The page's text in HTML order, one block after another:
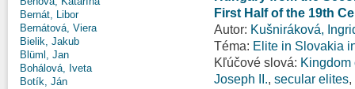
Bernát, Libor
Bernátová, Viera
Bielik, Jakub
Blüml, Jan
Bohálová, Iveta
Botík, Ján
First Half of the 19th
Autor: Kušniráková,
Téma: Elite in Slovakia
Kľúčové slová: Kingdom
Joseph II., secular elites,